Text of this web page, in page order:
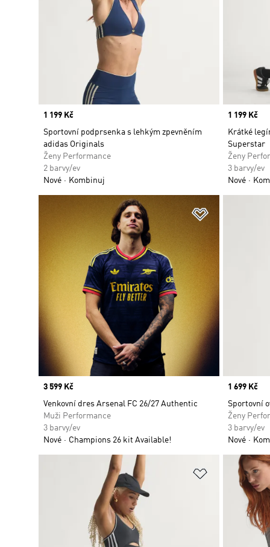
Price
1 199 Kč
Sportovní podprsenka s lehkým zpevněním
adidas Originals
Ženy Performance
2 barvy/ev
Nové
Kombinuj
Price
1 199 Kč
Krátké
Superstar
Ženy
3 barvy/ev
Nové
Price
3 599 Kč
Venkovní dres Arsenal FC 26/27 Authentic
Muži Performance
3 barvy/ev
Nové
Champions 26 kit Available!
Price
1 699 Kč
Sportovní
Ženy
3 barvy/ev
Nové
Přidat do